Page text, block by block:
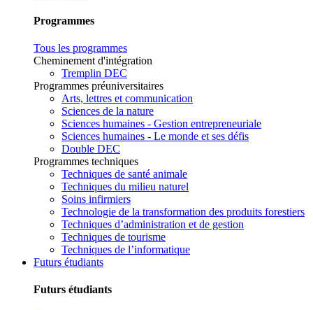
Programmes
Tous les programmes
Cheminement d'intégration
Tremplin DEC
Programmes préuniversitaires
Arts, lettres et communication
Sciences de la nature
Sciences humaines - Gestion entrepreneuriale
Sciences humaines - Le monde et ses défis
Double DEC
Programmes techniques
Techniques de santé animale
Techniques du milieu naturel
Soins infirmiers
Technologie de la transformation des produits forestiers
Techniques d’administration et de gestion
Techniques de tourisme
Techniques de l’informatique
Futurs étudiants
Futurs étudiants